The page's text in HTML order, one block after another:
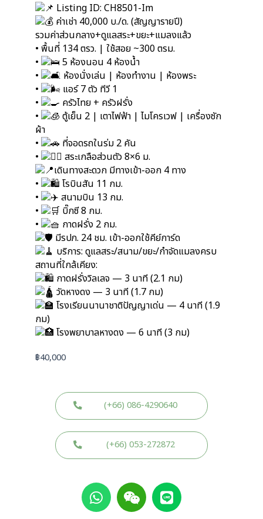
Listing ID: CH8501-Im
ค่าเช่า 40,000 บ./ด. (สัญญารายปี)
รวมค่าส่วนกลาง+ดูแลสระ+ขยะ+แมลงแล้ว
• พื้นที่ 134 ตรว. | ใช้สอย ~300 ตรม.
•
5 ห้องนอน 4 ห้องน้ำ
•
ห้องนั่งเล่น | ห้องทำงาน | ห้องพระ
•
แอร์ 7 ตัว ทีวี 1
•
ครัวไทย + ครัวฝรั่ง
•
ตู้เย็น 2 | เตาไฟฟ้า | ไมโครเวฟ | เครื่องซัก
ผ้า
•
ที่จอดรถในร่ม 2 คัน
•
สระเกลือส่วนตัว 8×6 ม.
เดินทางสะดวก มีทางเข้า-ออก 4 ทาง
•
โรบินสัน 11 กม.
•
สนามบิน 13 กม.
•
บิ๊กซี 8 กม.
•
กาดฝรั่ง 2 กม.
มีรปภ. 24 ชม. เข้า-ออกใช้คีย์การ์ด
บริการ: ดูแลสระ/สนาม/ขยะ/กำจัดแมลงครบ
สถานที่ใกล้เคียง:
กาดฝรั่งวิลเลจ — 3 นาที (2.1 กม)
วัดหางดง — 3 นาที (1.7 กม)
โรงเรียนนานาชาติปัญญาเด่น — 4 นาที (1.9
กม)
โรงพยาบาลหางดง — 6 นาที (3 กม)
฿40,000
(+66) 086-4290640
(+66) 053-272872
W
h
a
W
e
i
L
i
n